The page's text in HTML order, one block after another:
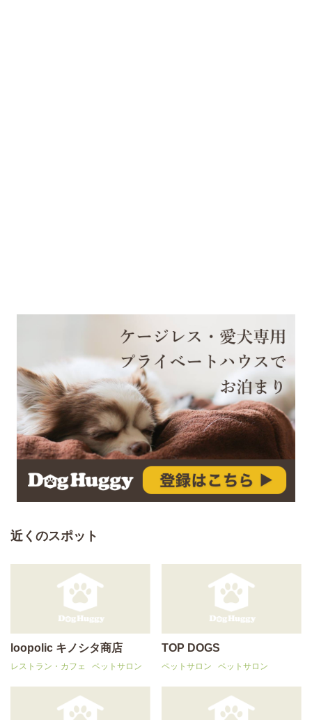
近くのスポット
loopolic キノシタ商店
レストラン・カフェ ペットサロン
TOP DOGS
ペットサロン ペットサロン